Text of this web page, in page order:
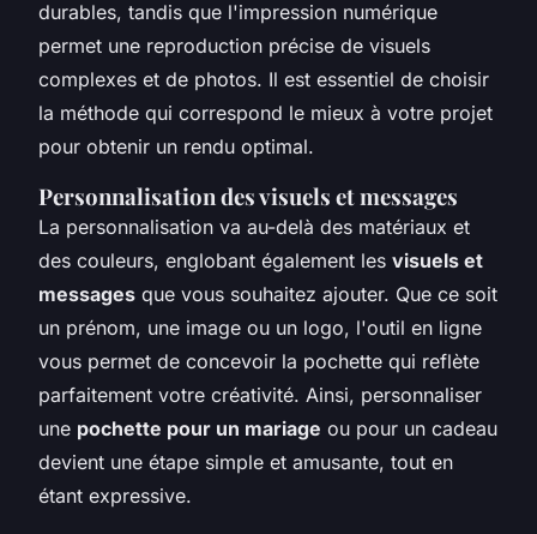
durables, tandis que l'impression numérique
permet une reproduction précise de visuels
complexes et de photos. Il est essentiel de choisir
la méthode qui correspond le mieux à votre projet
pour obtenir un rendu optimal.
Personnalisation des visuels et messages
La personnalisation va au-delà des matériaux et
des couleurs, englobant également les visuels et
messages que vous souhaitez ajouter. Que ce soit
un prénom, une image ou un logo, l'outil en ligne
vous permet de concevoir la pochette qui reflète
parfaitement votre créativité. Ainsi, personnaliser
une pochette pour un mariage ou pour un cadeau
devient une étape simple et amusante, tout en
étant expressive.